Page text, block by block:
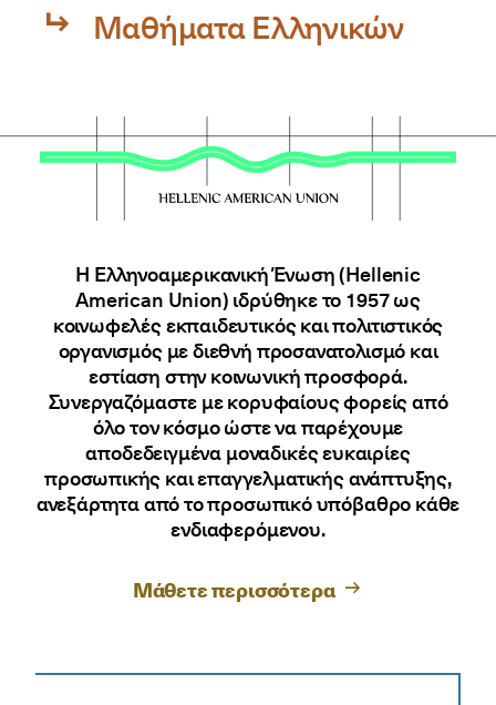
Μαθήματα Ελληνικών
Η Ελληνοαμερικανική Ένωση (Hellenic
American Union) ιδρύθηκε το 1957 ως
κοινωφελές εκπαιδευτικός και πολιτιστικός
οργανισμός με διεθνή προσανατολισμό και
εστίαση στην κοινωνική προσφορά.
Συνεργαζόμαστε με κορυφαίους φορείς από
όλο τον κόσμο ώστε να παρέχουμε
αποδεδειγμένα μοναδικές ευκαιρίες
προσωπικής και επαγγελματικής ανάπτυξης,
ανεξάρτητα από το προσωπικό υπόβαθρο κάθε
ενδιαφερόμενου.
Μάθετε περισσότερα